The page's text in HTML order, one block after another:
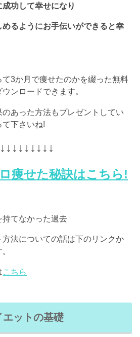
功して幸せになり
るようにお手伝いができると幸
3か月で痩せたのかを綴った無料
ンロードできます。
あった方法もプレゼントしてい
て下さいね!
↓↓↓↓↓↓↓↓↓
痩せた秘訣はこちら!
てなかった過去
法についての話は下のリンクか
こちら
エットの基礎